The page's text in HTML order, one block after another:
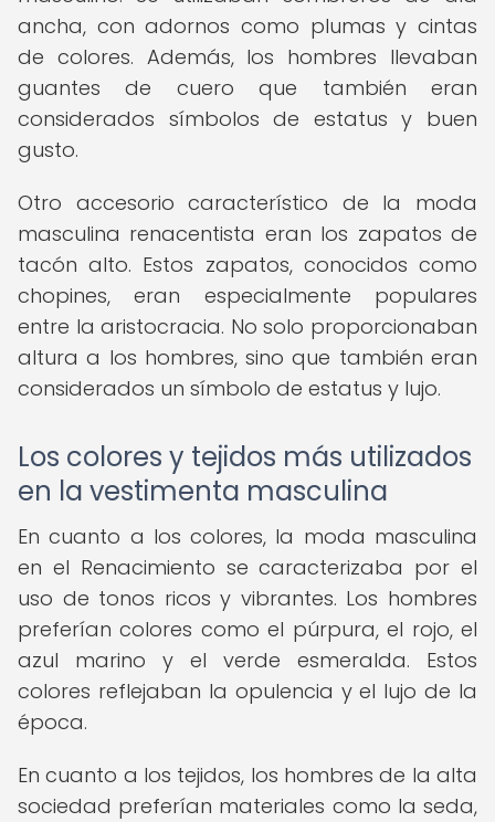
ancha, con adornos como plumas y cintas
de colores. Además, los hombres llevaban
guantes de cuero que también eran
considerados símbolos de estatus y buen
gusto.
Otro accesorio característico de la moda
masculina renacentista eran los zapatos de
tacón alto. Estos zapatos, conocidos como
chopines, eran especialmente populares
entre la aristocracia. No solo proporcionaban
altura a los hombres, sino que también eran
considerados un símbolo de estatus y lujo.
Los colores y tejidos más utilizados
en la vestimenta masculina
En cuanto a los colores, la moda masculina
en el Renacimiento se caracterizaba por el
uso de tonos ricos y vibrantes. Los hombres
preferían colores como el púrpura, el rojo, el
azul marino y el verde esmeralda. Estos
colores reflejaban la opulencia y el lujo de la
época.
En cuanto a los tejidos, los hombres de la alta
sociedad preferían materiales como la seda,